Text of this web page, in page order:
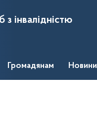
з інвалідністю
Громадянам Новини